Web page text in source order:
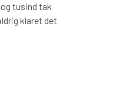
dig, fordi du er en
person der lytter til ens